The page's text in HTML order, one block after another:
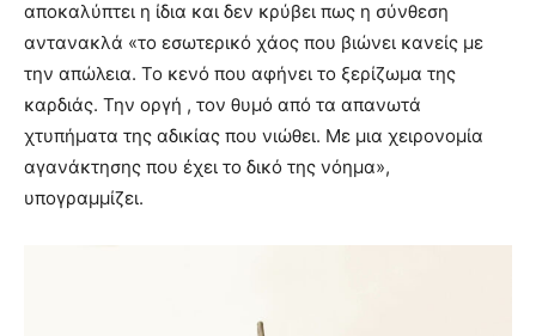
αποκαλύπτει η ίδια και δεν κρύβει πως η σύνθεση
αντανακλά «το εσωτερικό χάος που βιώνει κανείς με
την απώλεια. Το κενό που αφήνει το ξερίζωμα της
καρδιάς. Την οργή , τον θυμό από τα απανωτά
χτυπήματα της αδικίας που νιώθει. Με μια χειρονομία
αγανάκτησης που έχει το δικό της νόημα»,
υπογραμμίζει.